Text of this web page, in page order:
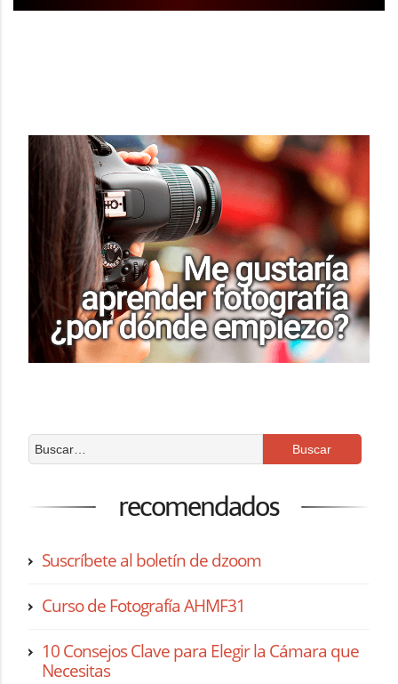
recomendados
Suscríbete al boletín de dzoom
Curso de Fotografía AHMF31
10 Consejos Clave para Elegir la Cámara que
Necesitas